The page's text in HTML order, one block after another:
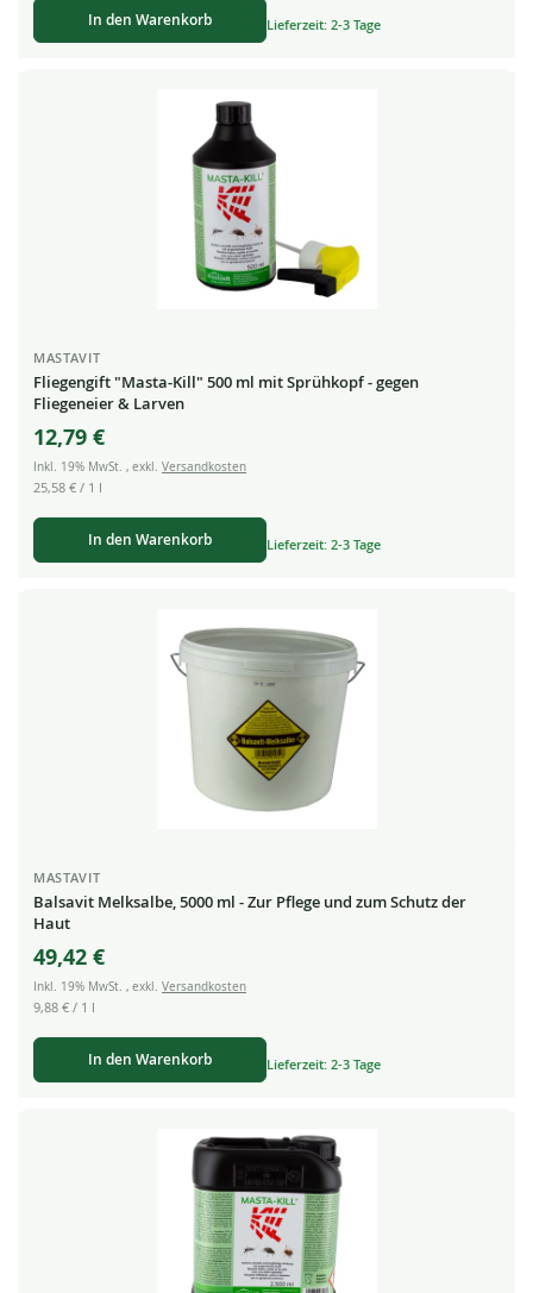
In den Warenkorb Lieferzeit: 2-3 Tage
MASTAVIT
Fliegengift "Masta-Kill" 500 ml mit Sprühkopf - gegen
Fliegeneier & Larven
12,79 €
Inkl. 19% MwSt. , exkl. Versandkosten
25,58 € / 1 l
In den Warenkorb Lieferzeit: 2-3 Tage
MASTAVIT
Balsavit Melksalbe, 5000 ml - Zur Pflege und zum Schutz der
Haut
49,42 €
Inkl. 19% MwSt. , exkl. Versandkosten
9,88 € / 1 l
In den Warenkorb Lieferzeit: 2-3 Tage